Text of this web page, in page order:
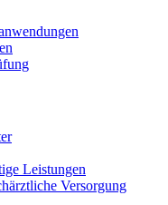
Leistungen
Versorgung